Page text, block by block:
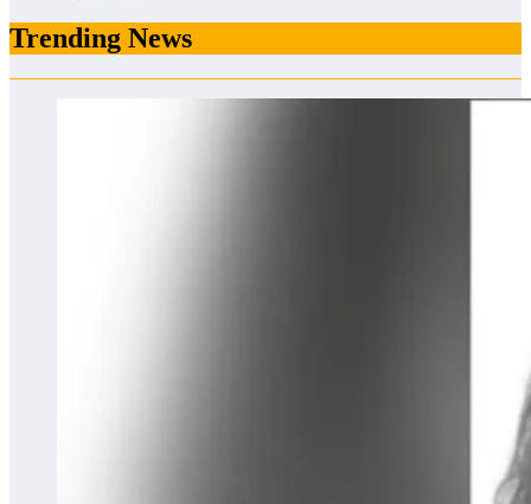
Trending News